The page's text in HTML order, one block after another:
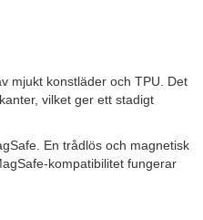
mjukt konstläder och TPU. Det
vilket ger ett stadigt
En trådlös och magnetisk
kompatibilitet fungerar